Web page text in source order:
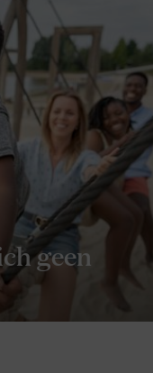
geen